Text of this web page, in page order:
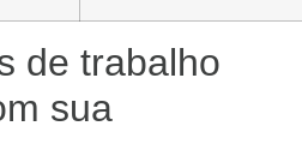
de trabalho
sua